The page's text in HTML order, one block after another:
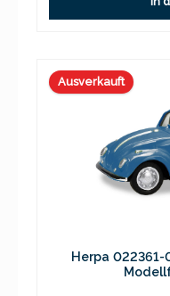
Ausverkauft
Herpa